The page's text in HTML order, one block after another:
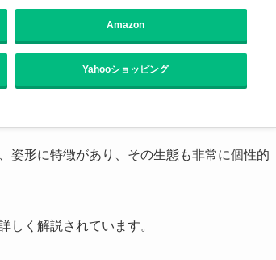
Amazon
Yahooショッピング
姿形に特徴があり、その生態も非常に個性的
しく解説されています。